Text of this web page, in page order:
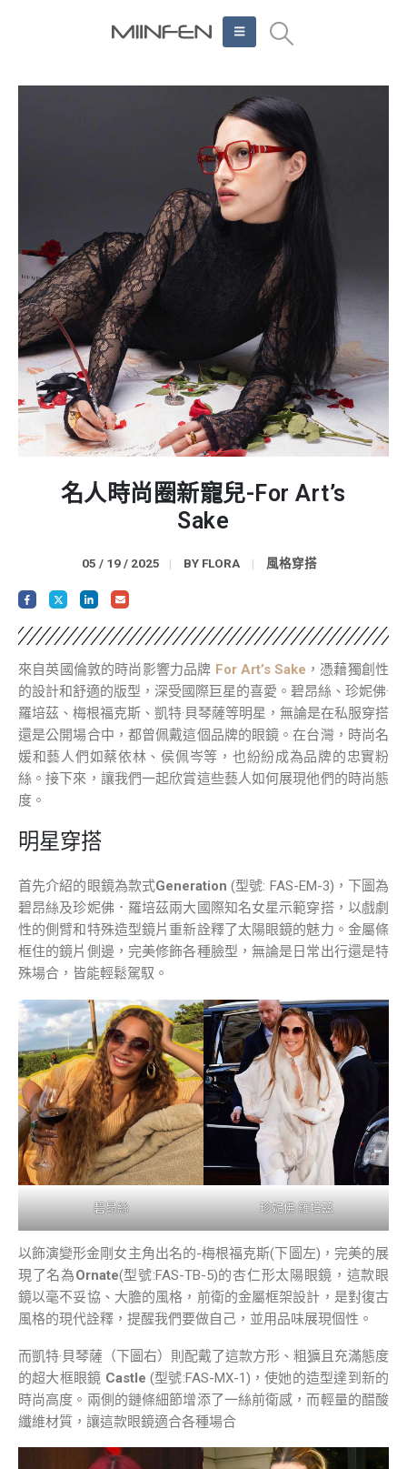
名人時尚圈新寵兒-For Art’s
Sake
05 / 19 / 2025 BY FLORA 風格穿搭
來自英國倫敦的時尚影響力品牌 For Art’s Sake ，憑藉獨創性
的設計和舒適的版型，深受國際巨星的喜愛。碧昂絲、珍妮佛·
羅培茲、梅根福克斯、凱特·貝琴薩等明星，無論是在私服穿搭
還是公開場合中，都曾佩戴這個品牌的眼鏡。在台灣，時尚名
媛和藝人們如蔡依林、侯佩岑等，也紛紛成為品牌的忠實粉
絲。接下來，讓我們一起欣賞這些藝人如何展現他們的時尚態
度。
明星穿搭
首先介紹的眼鏡為款式Generation (型號: FAS-EM-3)，下圖為
碧昂絲及珍妮佛．羅培茲兩大國際知名女星示範穿搭，以戲劇
性的側臂和特殊造型鏡片重新詮釋了太陽眼鏡的魅力。金屬條
框住的鏡片側邊，完美修飾各種臉型，無論是日常出行還是特
殊場合，皆能輕鬆駕馭。
碧昂絲 珍妮佛·羅培茲
以飾演變形金剛女主角出名的-梅根福克斯(下圖左)，完美的展
現了名為Ornate(型號:FAS-TB-5)的杏仁形太陽眼鏡，這款眼
鏡以毫不妥協、大膽的風格，前衛的金屬框架設計，是對復古
風格的現代詮釋，提醒我們要做自己，並用品味展現個性。
而凱特·貝琴薩（下圖右）則配戴了這款方形、粗獷且充滿態度
的超大框眼鏡 Castle (型號:FAS-MX-1)，使她的造型達到新的
時尚高度。兩側的鏈條細節增添了一絲前衛感，而輕量的醋酸
纖維材質，讓這款眼鏡適合各種場合